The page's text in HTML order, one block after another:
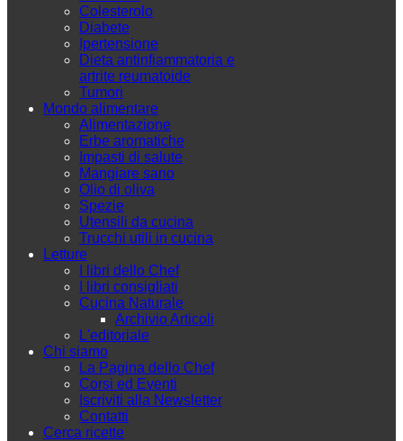
Colesterolo
Diabete
Ipertensione
Dieta antinfiammatoria e
artrite reumatoide
Tumori
Mondo alimentare
Alimentazione
Erbe aromatiche
Impasti di salute
Mangiare sano
Olio di oliva
Spezie
Utensili da cucina
Trucchi utili in cucina
Letture
I libri dello Chef
I libri consigliati
Cucina Naturale
Archivio Articoli
L'editoriale
Chi siamo
La Pagina dello Chef
Corsi ed Eventi
Iscriviti alla Newsletter
Contatti
Cerca ricette